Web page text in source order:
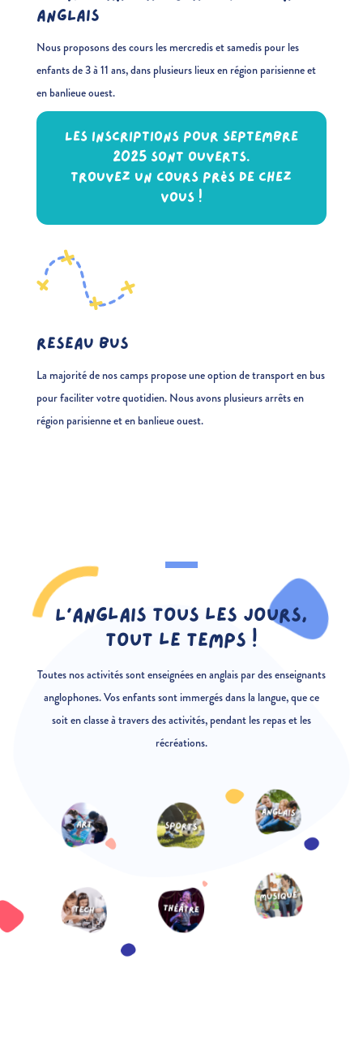
ANGLAIS
Nous proposons des cours les mercredis et samedis pour les
enfants de 3 à 11 ans, dans plusieurs lieux en région parisienne et
en banlieue ouest.
Les inscriptions pour Septembre
2025 sont ouverts.
Trouvez un cours près de chez
vous !
Reseau bus
La majorité de nos camps propose une option de transport en bus
pour faciliter votre quotidien. Nous avons plusieurs arrêts en
région parisienne et en banlieue ouest.
L’anglais tous les jours,
tout le temps !
Toutes nos activités sont enseignées en anglais par des enseignants
anglophones. Vos enfants sont immergés dans la langue, que ce
soit en classe à travers des activités, pendant les repas et les
récréations.